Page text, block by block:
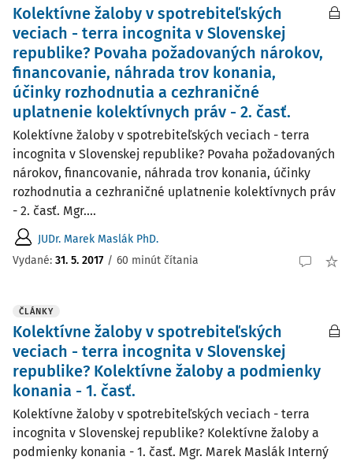
Kolektívne žaloby v spotrebiteľských
veciach - terra incognita v Slovenskej
republike? Povaha požadovaných nárokov,
financovanie, náhrada trov konania,
účinky rozhodnutia a cezhraničné
uplatnenie kolektívnych práv - 2. časť.
Kolektívne žaloby v spotrebiteľských veciach - terra
incognita v Slovenskej republike? Povaha požadovaných
nárokov, financovanie, náhrada trov konania, účinky
rozhodnutia a cezhraničné uplatnenie kolektívnych práv
- 2. časť. Mgr....
JUDr. Marek Maslák PhD.
Vydané: 31. 5. 2017 / 60 minút čítania
ČLÁNKY
Kolektívne žaloby v spotrebiteľských
veciach - terra incognita v Slovenskej
republike? Kolektívne žaloby a podmienky
konania - 1. časť.
Kolektívne žaloby v spotrebiteľských veciach - terra
incognita v Slovenskej republike? Kolektívne žaloby a
podmienky konania - 1. časť. Mgr. Marek Maslák Interný